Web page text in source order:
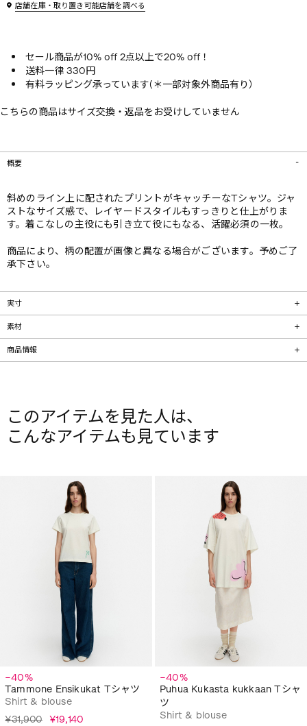
店舗在庫・取り置き可能店舗を調べる
セール商品が10% off 2点以上で20% off！
送料一律 330円
有料ラッピング承っています(＊一部対象外商品有り）
こちらの商品はサイズ交換・返品をお受けしていません
概要
斜めのライン上に配されたプリントがキャッチーなTシャツ。ジャ
ストなサイズ感で、レイヤードスタイルもすっきりと仕上がりま
す。着こなしの主役にも引き立て役にもなる、活躍必須の一枚。
商品により、柄の配置が画像と異なる場合がございます。予めご了
承下さい。
実寸
素材
商品情報
このアイテムを見た人は、
こんなアイテムも見ています
−40%
Tammone Ensikukat Tシャツ
Shirt & blouse
¥31,900 ¥19,140
−40%
Puhua Kukasta kukkaan Tシャ
ツ
Shirt & blouse